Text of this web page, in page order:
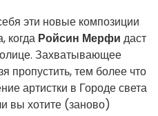
эти новые композиции
когда Ройсин Мерфи даст
Захватывающее
пропустить, тем более что
артистки в Городе света
вы хотите (заново)